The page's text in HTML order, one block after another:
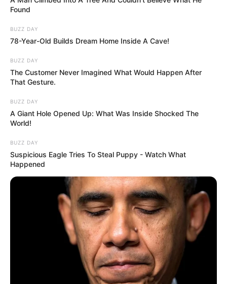
Found
BUZZ DAY
78-Year-Old Builds Dream Home Inside A Cave!
BUZZ DAY
The Customer Never Imagined What Would Happen After
That Gesture.
BUZZ DAY
A Giant Hole Opened Up: What Was Inside Shocked The
World!
BUZZ DAY
Suspicious Eagle Tries To Steal Puppy - Watch What
Happened